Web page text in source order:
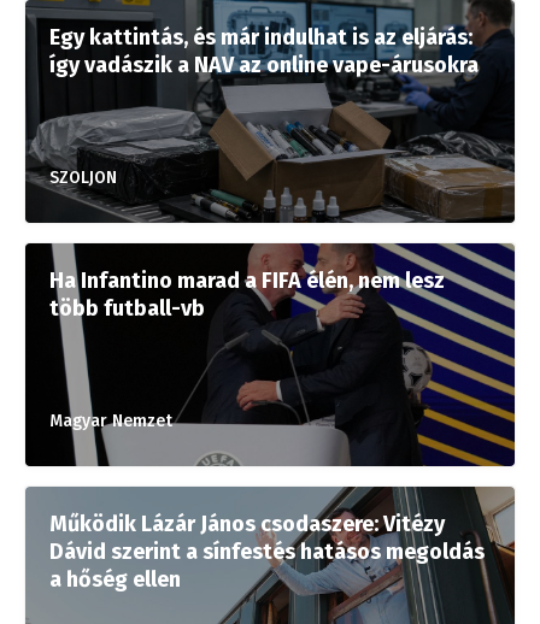
Egy kattintás, és már indulhat is az eljárás:
így vadászik a NAV az online vape-árusokra
SZOLJON
Ha Infantino marad a FIFA élén, nem lesz
több futball-vb
Magyar Nemzet
Működik Lázár János csodaszere: Vitézy
Dávid szerint a sínfestés hatásos megoldás
a hőség ellen